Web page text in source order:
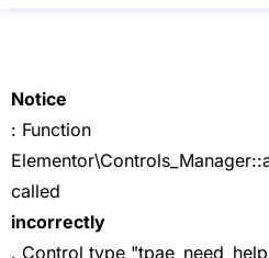
Notice
: Function
called
incorrectly
. Control type